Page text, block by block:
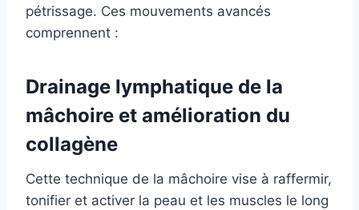
pétrissage. Ces mouvements avancés
comprennent :
Drainage lymphatique de la
mâchoire et amélioration du
collagène
Cette technique de la mâchoire vise à raffermir,
tonifier et activer la peau et les muscles le long